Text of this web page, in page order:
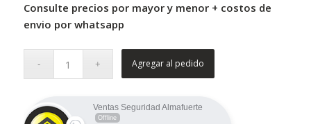
Consulte precios por mayor y menor + costos de
envio por whatsapp
Agregar al pedido
Ventas Seguridad Almafuerte
Offline